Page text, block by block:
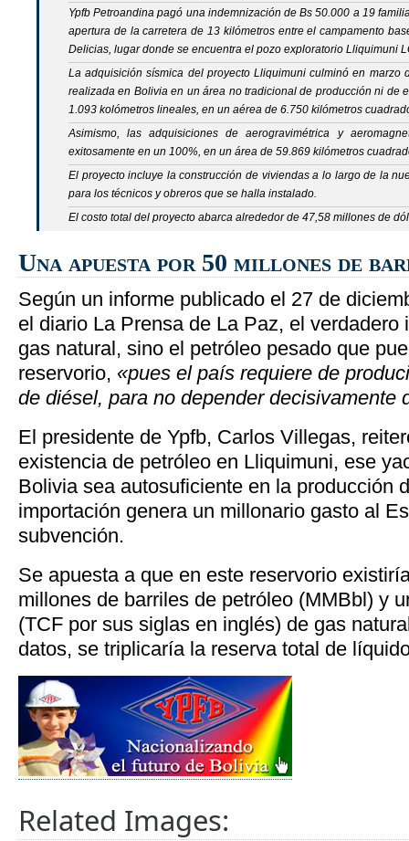
Ypfb Petroandina pagó una indemnización de Bs 50.000 a 19
apertura de la carretera de 13 kilómetros entre el campamento
Delicias, lugar donde se encuentra el pozo exploratorio Lliquimuni
La adquisición sísmica del proyecto Lliquimuni culminó en marzo
realizada en Bolivia en un área no tradicional de producción ni de
1.093 kolómetros lineales, en un aérea de 6.750 kilómetros
Asimismo, las adquisiciones de aerogravimétrica y
exitosamente en un 100%, en un área de 59.869 kilómetros
El proyecto incluye la construcción de viviendas a lo largo de la
para los técnicos y obreros que se halla instalado.
El costo total del proyecto abarca alrededor de 47,58 millones de
Una apuesta por 50 millones de
Según un informe publicado el 27 de
el diario La Prensa de La Paz, el verdadero
gas natural, sino el petróleo pesado que
reservorio, «pues el país requiere de
de diésel, para no depender decisivamente
El presidente de Ypfb, Carlos Villegas,
existencia de petróleo en Lliquimuni, ese
Bolivia sea autosuficiente en la producción
importación genera un millonario gasto al
subvención.
Se apuesta a que en este reservorio
millones de barriles de petróleo (MMBbl) y
(TCF por sus siglas en inglés) de gas
datos, se triplicaría la reserva total de
Related Images: